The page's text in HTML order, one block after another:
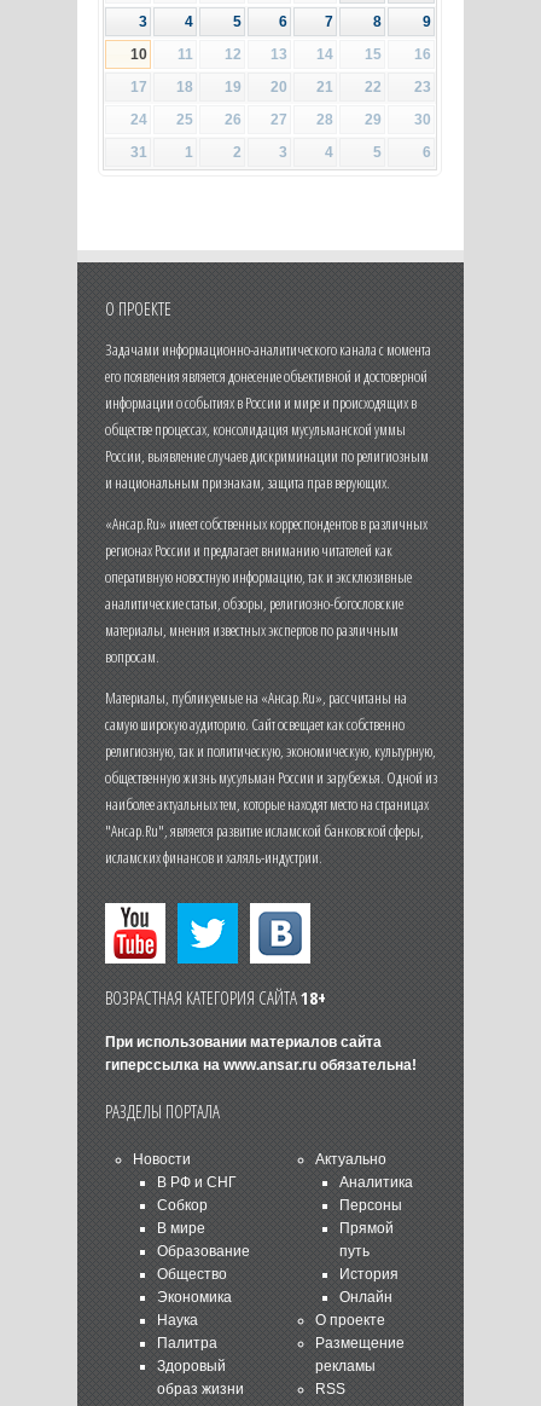
3
4 5 6 7 8
9
10
11 12 13 14 15
16
17
18 19 20 21 22
23
24
25 26 27 28 29
30
31
1 2 3 4 5 6
О ПРОЕКТЕ
Задачами информационно-аналитического канала с момента
его появления является донесение объективной и достоверной
информации о событиях в России и мире и происходящих в
обществе процессах, консолидация мусульманской уммы
России, выявление случаев дискриминации по религиозным
и национальным признакам, защита прав верующих.
«Ансар.Ru» имеет собственных корреспондентов в различных
регионах России и предлагает вниманию читателей как
оперативную новостную информацию, так и эксклюзивные
аналитические статьи, обзоры, религиозно-богословские
материалы, мнения известных экспертов по различным
вопросам.
Материалы, публикуемые на «Ансар.Ru», рассчитаны на
самую широкую аудиторию. Сайт освещает как собственно
религиозную, так и политическую, экономическую, культурную,
общественную жизнь мусульман России и зарубежья. Одной из
наиболее актуальных тем, которые находят место на страницах
"Ансар.Ru", является развитие исламской банковской сферы,
исламских финансов и халяль-индустрии.
ВОЗРАСТНАЯ КАТЕГОРИЯ САЙТА18+
При использовании материалов сайта
гиперссылка на www.ansar.ruобязательна!
РАЗДЕЛЫ ПОРТАЛА
Новости
В РФ и СНГ
Собкор
В мире
Образование
Общество
Экономика
Наука
Палитра
Здоровый
образ жизни
Актуально
Аналитика
Персоны
Прямой
путь
История
Онлайн
О проекте
Размещение
рекламы
RSS